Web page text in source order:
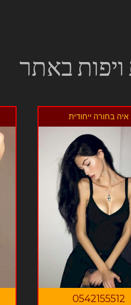
ויפות באתר
איה בחורה ייחודית
0542155512